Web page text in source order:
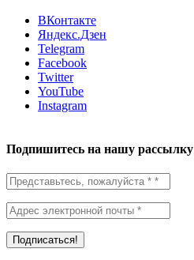
ВКонтакте
Яндекс.Дзен
Telegram
Facebook
Twitter
YouTube
Instagram
Подпишитесь на нашу рассылку